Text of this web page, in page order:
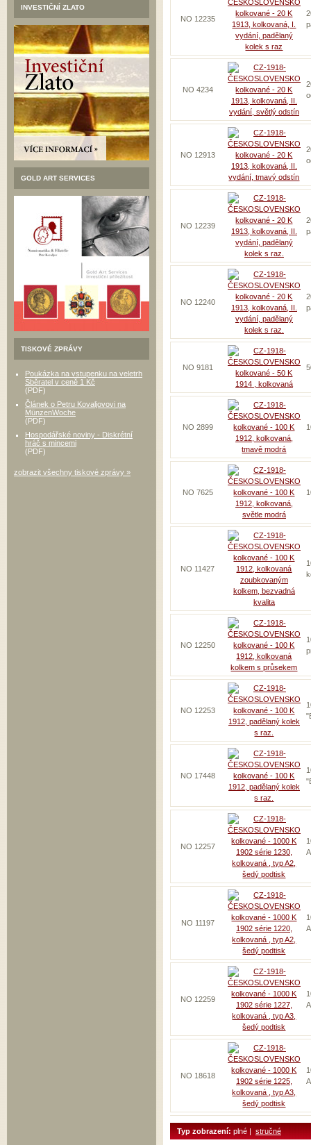
INVESTIČNÍ ZLATO
GOLD ART SERVICES
TISKOVÉ ZPRÁVY
Poukázka na vstupenku na veletrh
Sběratel v ceně 1 Kč
(PDF)
Článek o Petru Kovaljovovi na
MünzenWoche
(PDF)
Hospodářské noviny - Diskrétní
hráč s mincemi
(PDF)
zobrazit všechny tiskové zprávy »
NO 12235
NO 4234
NO 12913
NO 12239
NO 12240
NO 9181
NO 2899
NO 7625
NO 11427
NO 12250
NO 12253
NO 17448
NO 12257
NO 11197
NO 12259
NO 18618
Typ zobrazení: plné | stručné